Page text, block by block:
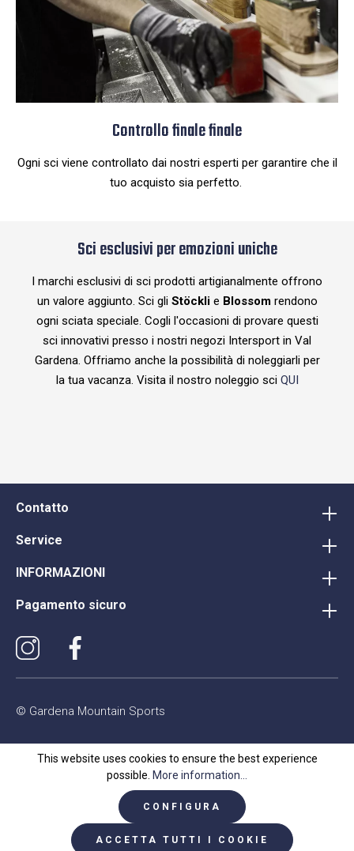
Controllo finale finale
Ogni sci viene controllato dai nostri esperti per garantire che il
tuo acquisto sia perfetto.
Sci esclusivi per emozioni uniche
I marchi esclusivi di sci prodotti artigianalmente offrono
un valore aggiunto. Sci gli Stöcklie Blossomrendono
ogni sciata speciale. Cogli l'occasioni di provare questi
sci innovativi presso i nostri negozi Intersport in Val
Gardena. Offriamo anche la possibilità di noleggiarli per
la tua vacanza. Visita il nostro noleggio sci QUI
Contatto
Service
INFORMAZIONI
Pagamento sicuro
© Gardena Mountain Sports
This website uses cookies to ensure the best experience
possible. More information...
CONFIGURA
ACCETTA TUTTI I COOKIE